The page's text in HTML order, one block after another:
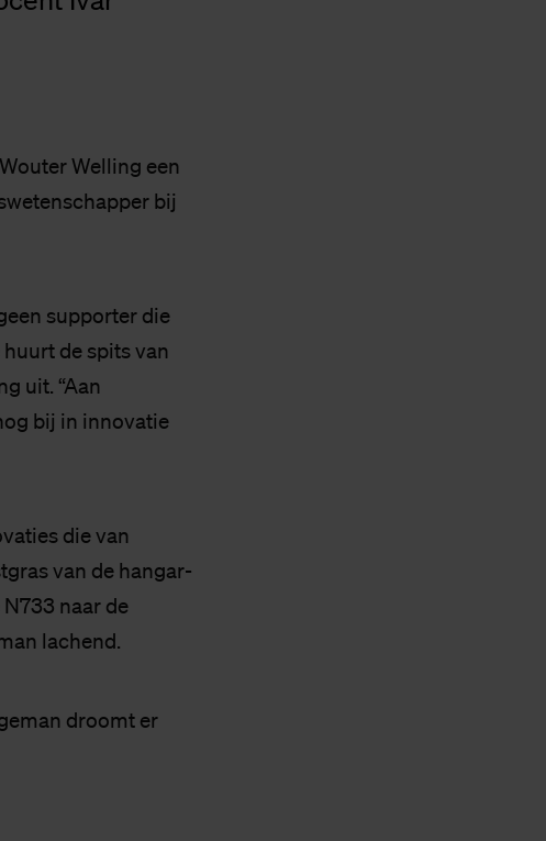
Welling een
bij
supporter die
de spits van
uit. “Aan
bij in innovatie
die van
van de hangar-
naar de
lachend.
droomt er